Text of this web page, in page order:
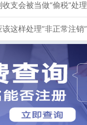
收支会被当做“偷税”处理
该这样处理”非正常注销”